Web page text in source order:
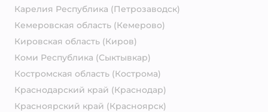
Карелия Республика (Петрозаводск)
Кемеровская область (Кемерово)
Кировская область (Киров)
Коми Республика (Сыктывкар)
Костромская область (Кострома)
Краснодарский край (Краснодар)
Красноярский край (Красноярск)